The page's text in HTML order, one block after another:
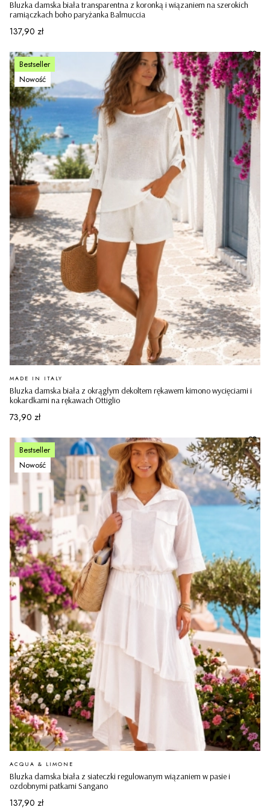
Bluzka damska biała transparentna z koronką i wiązaniem na szerokich
ramiączkach boho paryżanka Balmuccia
Cena
137,90 zł
Bestseller
Nowość
Bluzka damska biała z okrągłym dekoltem rękawem kimono wycięciami i
kokardkami na rękawach Ottiglio
PRODUCENT
MADE IN ITALY
Cena
73,90 zł
Bestseller
Nowość
Bluzka damska biała z siateczki regulowanym wiązaniem w pasie i
ozdobnymi patkami Sangano
PRODUCENT
ACQUA & LIMONE
Cena
137,90 zł